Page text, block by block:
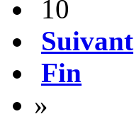
10
Suivant
Fin
»